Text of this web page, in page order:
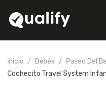
Inicio Bebés Paseo Del
Cochecito Travel System